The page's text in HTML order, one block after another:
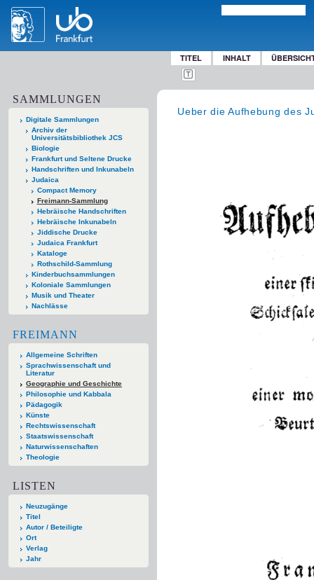
TITEL INHALT
SAMMLUNGEN
Digitale Sammlungen
Archiv der
Universitätsbibliothek JCS
Biologie
Frankfurt und Seltene Drucke
Handschriften und Inkunabeln
Judaica
Compact Memory
Freimann-Sammlung
Hebräische Handschriften
Hebräische Inkunabeln
Jiddische Drucke
Judaica Frankfurt
Kataloge
Rothschild-Sammlung
Kinderbuchsammlungen
Koloniale Sammlungen
Musik und Theater
Nachlässe
FREIMANN
Allgemeine Schriften
Sprachwissenschaft und
Literatur
Geographie und Geschichte
Philosophie und Kabbala
Pädagogik
Künste
Rechtswissenschaft
Staatswissenschaft
Naturwissenschaften
Theologie
LISTEN
Neuzugänge
Titel
Autor / Beteiligte
Ort
Verlag
Jahr
Ueber die Aufhebung des